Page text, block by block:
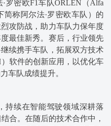
罗密欧F1车队ORLEN（Alfa
简称阿尔法·罗密欧车队）的
攻防战，助力车队力保年度
最佳新秀。赛后，行业领先
续携手车队，拓展双方技术
软件的创新应用，以优化车
车队成绩提升。
持续在智能驾驶领域深耕落
合。在随后的技术合作中，